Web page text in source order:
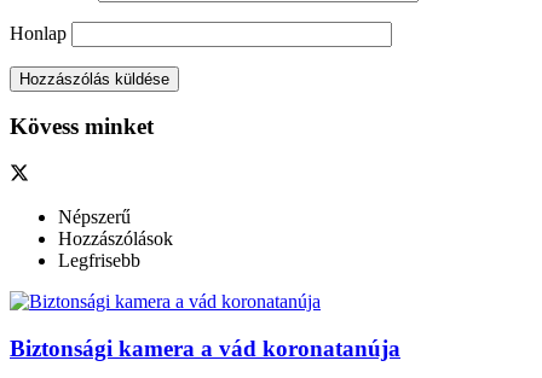
Honlap
Kövess minket
Népszerű
Hozzászólások
Legfrisebb
Biztonsági kamera a vád koronatanúja